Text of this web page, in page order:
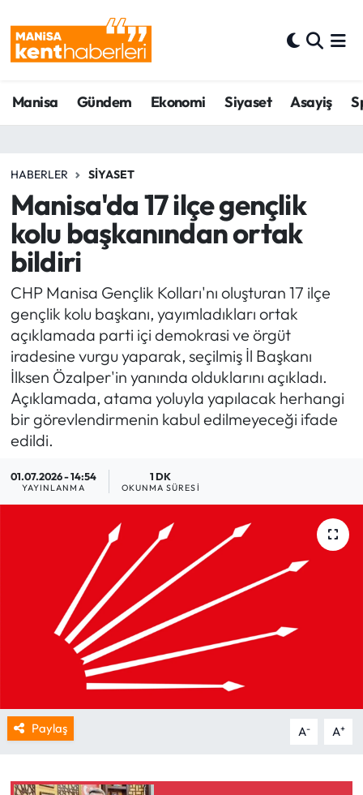
Manisa Gündem Ekonomi Siyaset Asayiş
HABERLER SIYASET
Manisa'da 17 ilçe gençlik
kolu başkanından ortak
bildiri
CHP Manisa Gençlik Kolları'nı oluşturan 17 ilçe
gençlik kolu başkanı, yayımladıkları ortak
açıklamada parti içi demokrasi ve örgüt
iradesine vurgu yaparak, seçilmiş İl Başkanı
İlksen Özalper'in yanında olduklarını açıkladı.
Açıklamada, atama yoluyla yapılacak herhangi
bir görevlendirmenin kabul edilmeyeceği ifade
edildi.
01.07.2026 - 14:54
YAYINLANMA
1 DK
OKUNMA SÜRESI
Paylaş A- A+
Ahmetli Hava Durumu
Ahmetli Trafik Yoğunluk Haritası
Son Dakika Haberleri
Haber Arşivi